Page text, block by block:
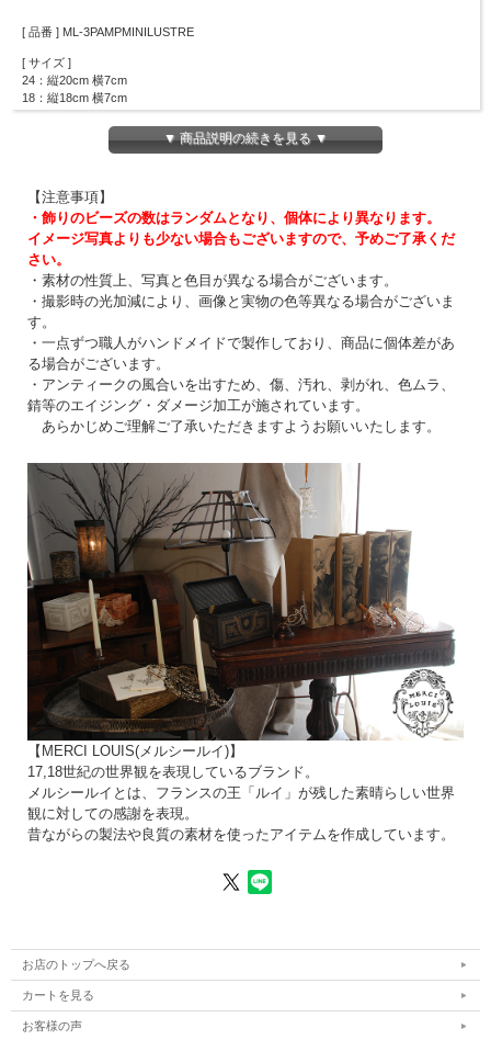
[ 品番 ] ML-3PAMPMINILUSTRE
[ サイズ ]
24：縦20cm 横7cm
18：縦18cm 横7cm
14：縦14cm 横7cm
▼ 商品説明の続きを見る ▼
【注意事項】
・飾りのビーズの数はランダムとなり、個体により異なります。
イメージ写真よりも少ない場合もございますので、予めご了承くだ
さい。
・素材の性質上、写真と色目が異なる場合がございます。
・撮影時の光加減により、画像と実物の色等異なる場合がございま
す。
・一点ずつ職人がハンドメイドで製作しており、商品に個体差があ
る場合がございます。
・アンティークの風合いを出すため、傷、汚れ、剥がれ、色ムラ、
錆等のエイジング・ダメージ加工が施されています。
あらかじめご理解ご了承いただきますようお願いいたします。
【MERCI LOUIS(メルシールイ)】
17,18世紀の世界観を表現しているブランド。
メルシールイとは、フランスの王「ルイ」が残した素晴らしい世界
観に対しての感謝を表現。
昔ながらの製法や良質の素材を使ったアイテムを作成しています。
お店のトップへ戻る
カートを見る
お客様の声